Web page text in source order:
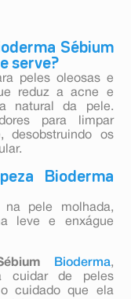
Sébium
serve?
peles oleosas e
reduz a acne e
natural da pele.
para limpar
desobstruindo os
Bioderma
pele molhada,
leve e enxágue
Bioderma,
cuidar de peles
cuidado que ela